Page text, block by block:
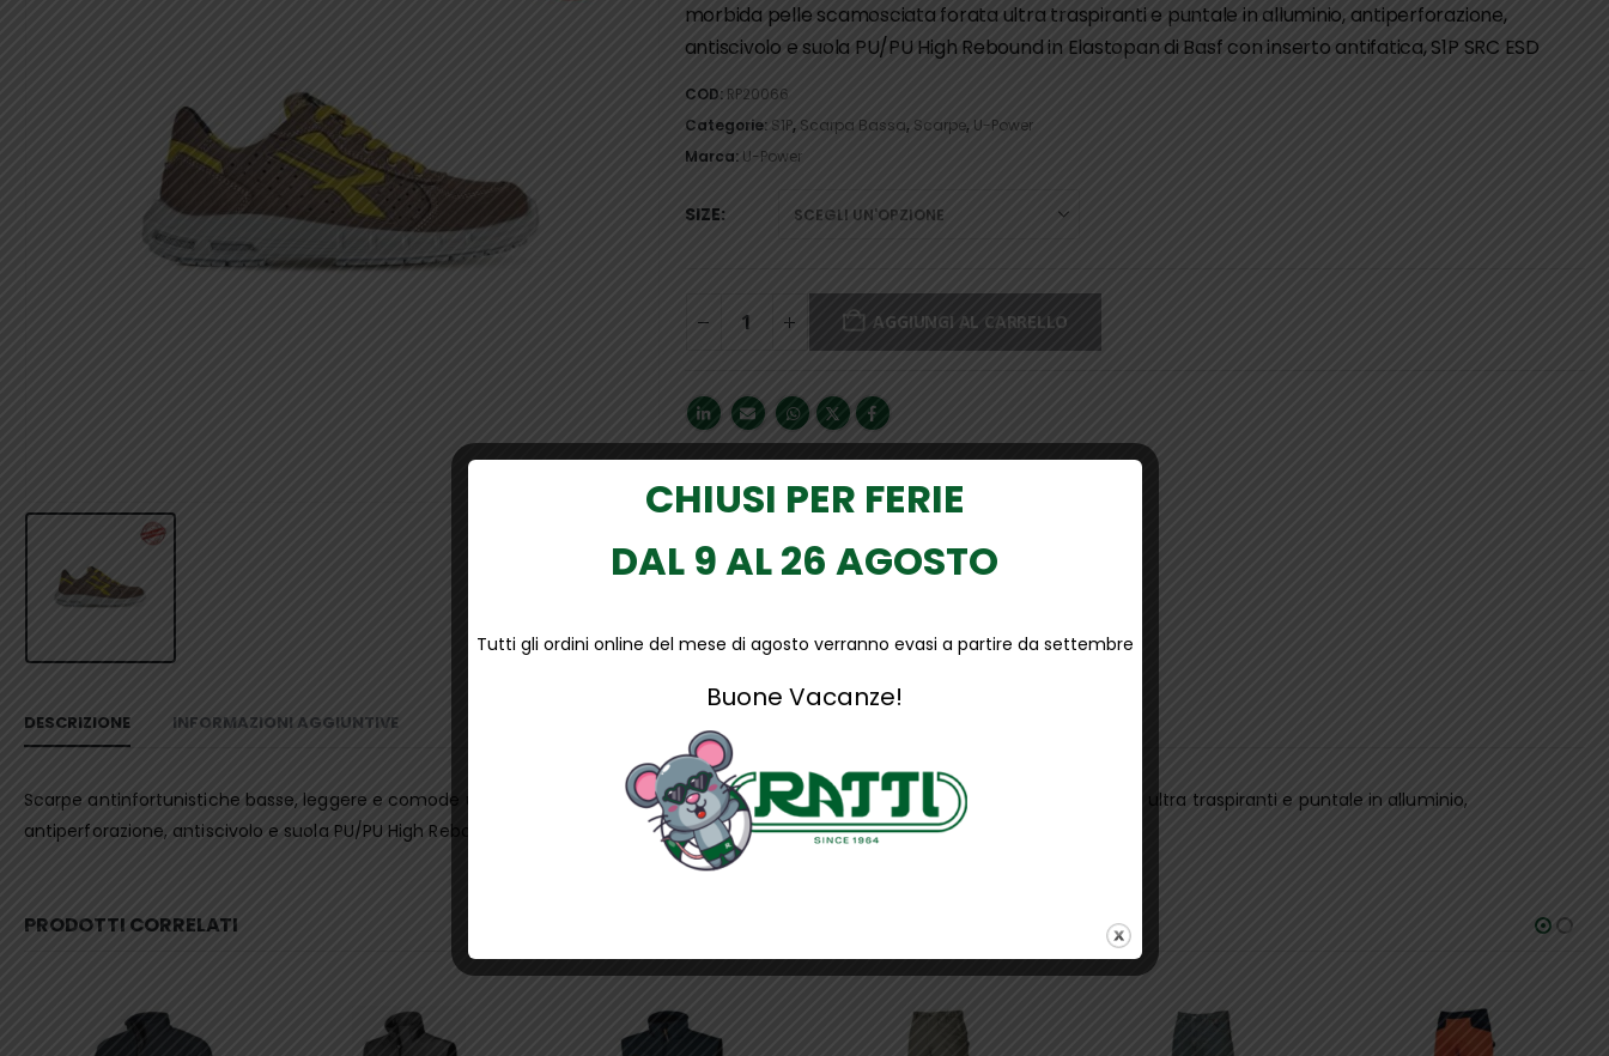
morbida pelle scamosciata forata ultra traspiranti e puntale in alluminio, antiperforazione,
antiscivolo e suola PU/PU High Rebound in Elastopan di Basf con inserto antifatica, S1P SRC ESD
COD: RP20066
Categorie: S1P, Scarpa Bassa, Scarpe, U-Power
Marca: U-Power
SIZE
AGGIUNGI AL CARRELLO
DESCRIZIONE INFORMAZIONI AGGIUNTIVE
Scarpe antinfortunistiche basse, leggere e comode u power della linea Red UP Plus, con tomaia in morbida pelle scamosciata forata ultra traspiranti e puntale in alluminio,
antiperforazione, antiscivolo e suola PU/PU High Rebound in Elastopan di Basf con inserto antifatica, S1P SRC ESD
PRODOTTI CORRELATI
CHIUSI PER FERIE
DAL 9 AL 26 AGOSTO
Tutti gli ordini online del mese di agosto verranno evasi a partire da settembre
Buone Vacanze!